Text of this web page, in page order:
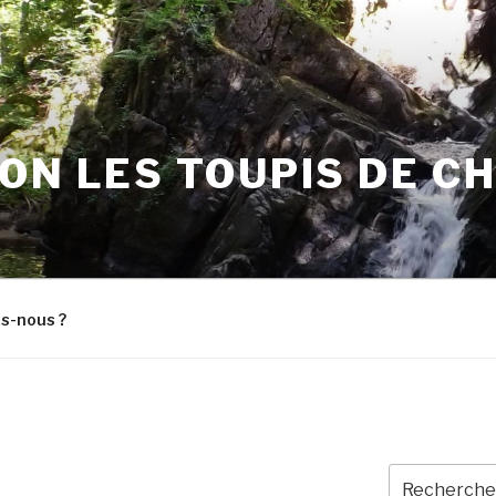
LES TOUPIS DE
nous ?